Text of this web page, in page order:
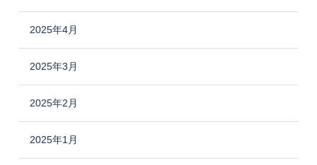
2025年4月
2025年3月
2025年2月
2025年1月